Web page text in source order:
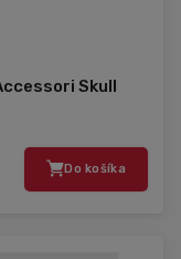
Skull
Do košíka